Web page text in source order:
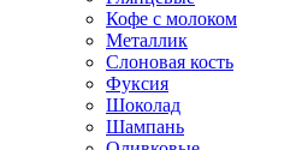
Кофе с молоком
Металлик
Слоновая кость
Фуксия
Шоколад
Шампань